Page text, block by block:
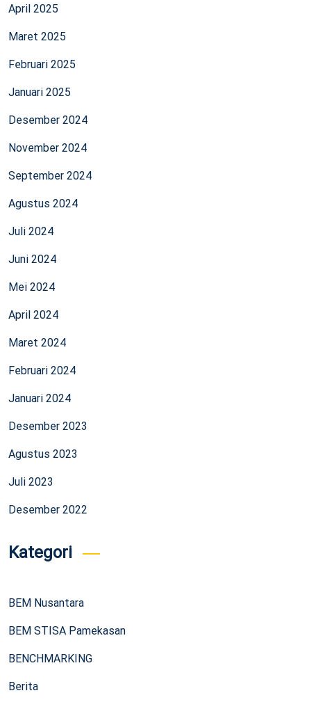
April 2025
Maret 2025
Februari 2025
Januari 2025
Desember 2024
November 2024
September 2024
Agustus 2024
Juli 2024
Juni 2024
Mei 2024
April 2024
Maret 2024
Februari 2024
Januari 2024
Desember 2023
Agustus 2023
Juli 2023
Desember 2022
Kategori
BEM Nusantara
BEM STISA Pamekasan
BENCHMARKING
Berita